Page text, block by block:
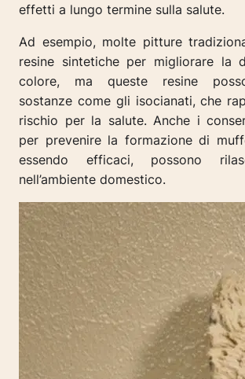
effetti a lungo termine sulla salute.
Ad esempio, molte pitture
resine sintetiche per migliorare la
colore, ma queste resine
sostanze come gli isocianati, che
rischio per la salute. Anche i
per prevenire la formazione di
essendo efficaci, possono
nell’ambiente domestico.